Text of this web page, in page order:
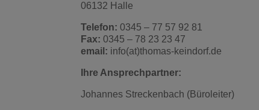
06132 Halle
Telefon:0345 – 77 57 92 81
Fax:0345 – 78 23 23 47
email: info(at)thomas-keindorf.de
Ihre Ansprechpartner:
Johannes Streckenbach (Büroleiter)